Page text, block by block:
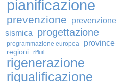
pianificazione
prevenzione
prevenzione
sismica
progettazione
programmazione europea province
regioni rifiuti
rigenerazione
riqualificazione